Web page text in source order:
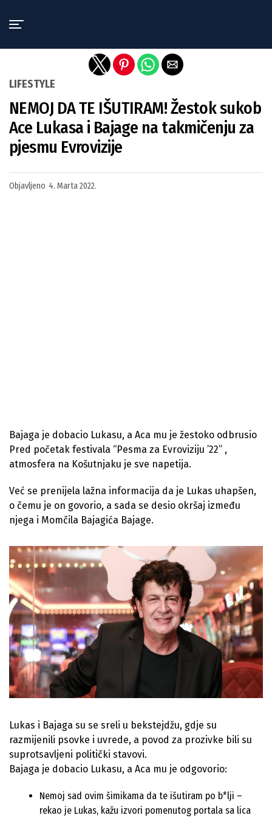
LIFESTYLE
NEMOJ DA TE IŠUTIRAM! Žestok sukob
Ace Lukasa i Bajage na takmičenju za
pjesmu Evrovizije
Objavljeno 4. Marta 2022.
Bajaga je dobacio Lukasu, a Aca mu je žestoko odbrusio
Pred početak festivala “Pesma za Evroviziju ’22” ,
atmosfera na Košutnjaku je sve napetija.
Već se prenijela lažna informacija da je Lukas uhapšen,
o čemu je on govorio, a sada se desio okršaj između
njega i Momčila Bajagića Bajage.
Lukas i Bajaga su se sreli u bekstejdžu, gdje su
razmijenili psovke i uvrede, a povod za prozivke bili su
suprotsavljeni politički stavovi.
Bajaga je dobacio Lukasu, a Aca mu je odgovorio:
Nemoj sad ovim šimikama da te išutiram po b*lji –
rekao je Lukas, kažu izvori pomenutog portala sa lica